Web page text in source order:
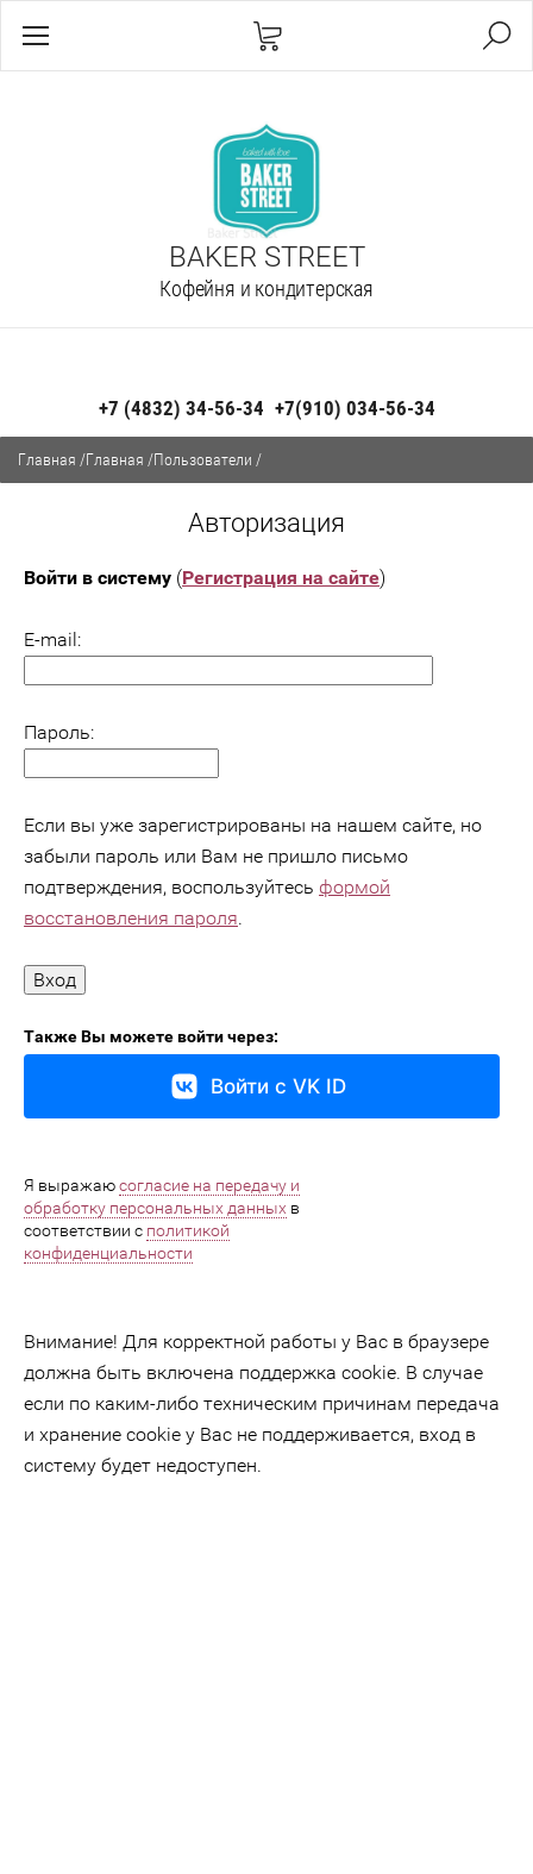
BAKER STREET
Кофейня и кондитерская
+7 (4832) 34-56-34 +7(910) 034-56-34
Главная /Главная /Пользователи /
Авторизация
Войти в систему (Регистрация на сайте)
E-mail:
Пароль:
Если вы уже зарегистрированы на нашем сайте, но
забыли пароль или Вам не пришло письмо
подтверждения, воспользуйтесь формой
восстановления пароля.
Также Вы можете войти через:
Войти с VK ID
Я выражаюсогласие на передачу и
обработку персональных данных в
соответствии с политикой
конфиденциальности
Внимание! Для корректной работы у Вас в браузере
должна быть включена поддержка cookie. В случае
если по каким-либо техническим причинам передача
и хранение cookie у Вас не поддерживается, вход в
систему будет недоступен.